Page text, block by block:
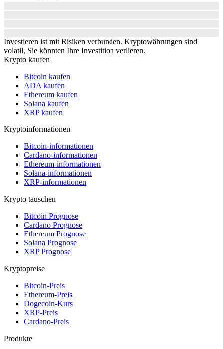
Investieren ist mit Risiken verbunden. Kryptowährungen sind
volatil, Sie könnten Ihre Investition verlieren.
Krypto kaufen
Bitcoin kaufen
ADA kaufen
Ethereum kaufen
Solana kaufen
XRP kaufen
Kryptoinformationen
Bitcoin-informationen
Cardano-informationen
Ethereum-informationen
Solana-informationen
XRP-informationen
Krypto tauschen
Bitcoin Prognose
Cardano Prognose
Ethereum Prognose
Solana Prognose
XRP Prognose
Kryptopreise
Bitcoin-Preis
Ethereum-Preis
Dogecoin-Kurs
XRP-Preis
Cardano-Preis
Produkte